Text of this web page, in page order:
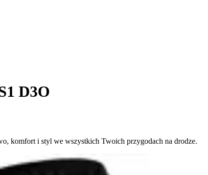
D3O
komfort i styl we wszystkich Twoich przygodach na drodze.